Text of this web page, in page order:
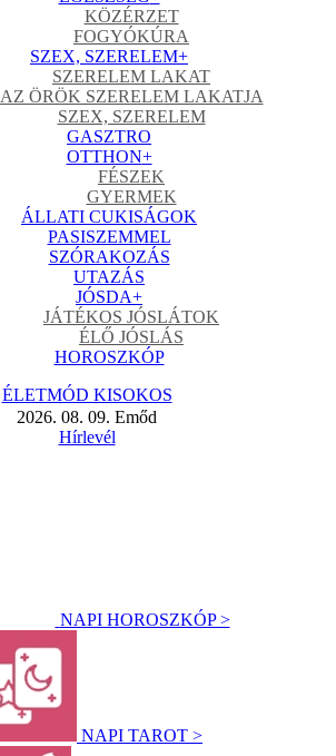
KÖZÉRZET
FOGYÓKÚRA
SZEX, SZERELEM+
SZERELEM LAKAT
AZ ÖRÖK SZERELEM LAKATJA
SZEX, SZERELEM
GASZTRO
OTTHON+
FÉSZEK
GYERMEK
ÁLLATI CUKISÁGOK
PASISZEMMEL
SZÓRAKOZÁS
UTAZÁS
JÓSDA+
JÁTÉKOS JÓSLÁTOK
ÉLŐ JÓSLÁS
HOROSZKÓP
ÉLETMÓD KISOKOS
2026. 08. 09. Emőd
Hírlevél
NAPI HOROSZKÓP >
NAPI TAROT >